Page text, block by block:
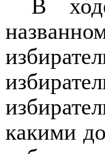
В
какими